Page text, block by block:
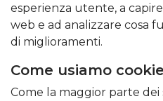
esperienza utente, a
web e ad analizzare cosa
di miglioramenti.
Come usiamo
Come la maggior parte dei